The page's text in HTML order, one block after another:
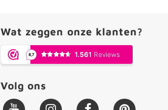
Wat zeggen onze klanten?
Volg ons